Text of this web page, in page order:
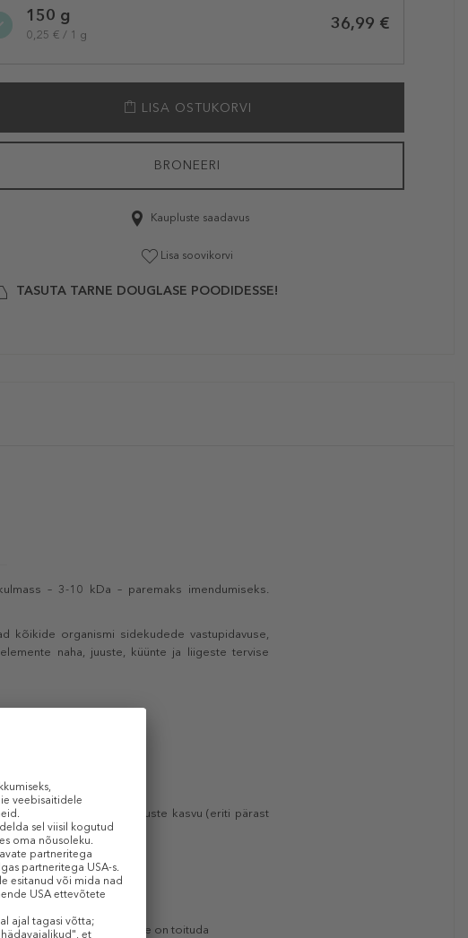
150 g
0,25 € / 1 g
36,99 €
LISA OSTUKORVI
BRONEERI
Kaupluste saadavus
Lisa soovikorvi
TASUTA TARNE DOUGLASE POODIDESSE!
– 3-10 kDa – paremaks imendumiseks.
kõikide organismi sidekudede vastupidavuse,
naha, juuste, küünte ja liigeste tervise
stimuleerida uute juuste kasvu (eriti pärast
asendajana. Oluline on toituda